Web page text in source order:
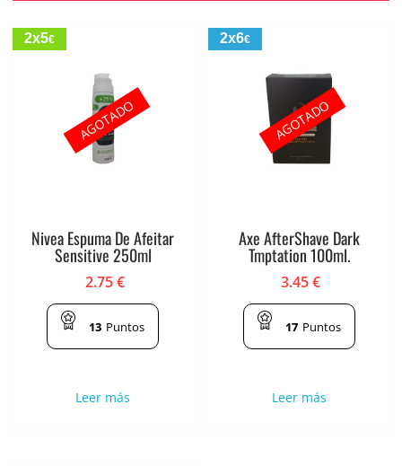
2x5€
Nivea Espuma De Afeitar
Sensitive 250ml
2.75€
13 Puntos
Leer más
AGOTADO
2x6€
Axe AfterShave Dark
Tmptation 100ml.
3.45€
17 Puntos
Leer más
AGOTADO